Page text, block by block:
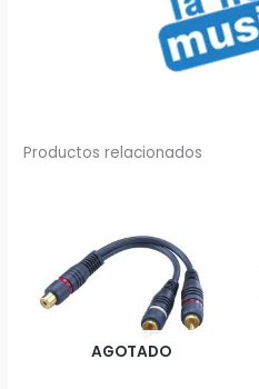
Productos relacionados
AGOTADO